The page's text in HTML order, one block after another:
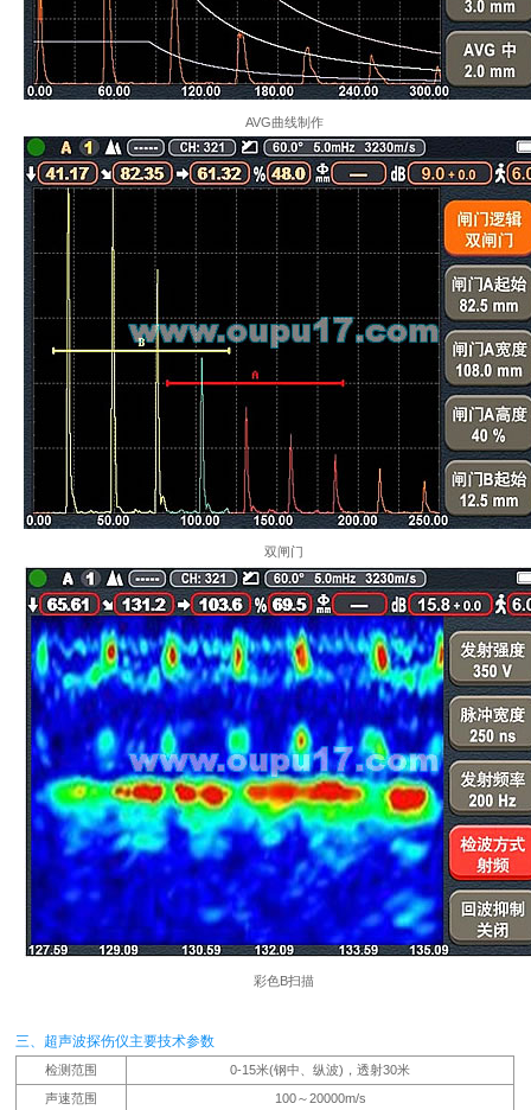
AVG曲线制作
双闸门
彩色B扫描
三、超声波探伤仪主要技术参数
检测范围
0-15米(钢中、纵波)，透射30米
声速范围
100～20000m/s